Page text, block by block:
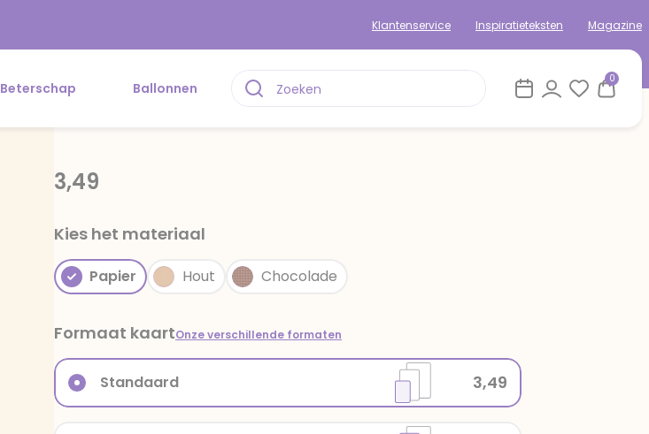
Klantenservice Inspiratieteksten Magazine
Beterschap Ballonnen
0
3,49
Kies het materiaal
Papier Hout Chocolade
Formaat kaartOnze verschillende formaten
Standaard 3,49